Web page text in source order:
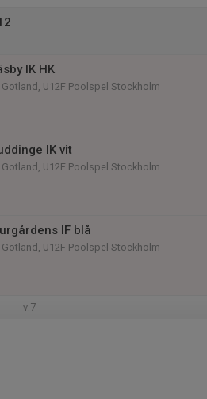
IK HK
U12F Poolspel Stockholm
IK vit
U12F Poolspel Stockholm
IF blå
U12F Poolspel Stockholm
v.7